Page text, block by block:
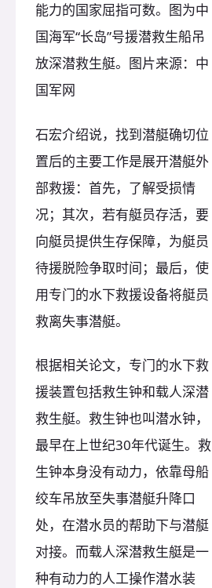
能力的国家屈指可数。图为中
国海军“长岛”号援潜救生船吊
放深潜救生艇。图片来源：中
国军网
石宏介绍说，找到潜艇确切位
置后的主要工作是展开潜艇外
部救援：首先，了解受损情
况；其次，若有艇员存活，要
向艇员提供生存保障，为艇员
待援脱险争取时间；最后，使
用专门的水下救援设备将艇员
救离失事潜艇。
根据相关论文，专门的水下救
援装置包括救生钟和载人深潜
救生艇。救生钟也叫潜水钟，
最早在上世纪30年代诞生。救
生钟本身没有动力，依靠母船
绞车吊放至失事潜艇升降口
处，在潜水员的帮助下与潜艇
对接。而载人深潜救生艇是一
种有动力的人工操作潜水装